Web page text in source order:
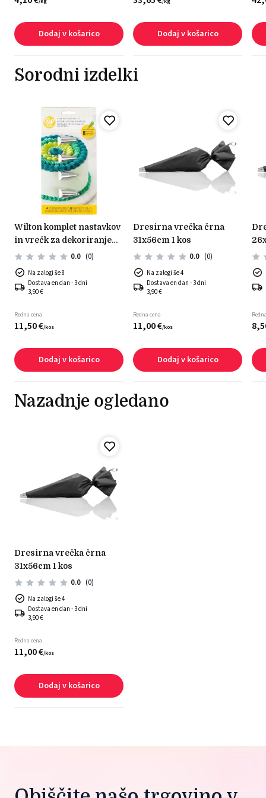
Dodaj v košarico Dodaj v košarico
Sorodni izdelki
wilton komplet nastavkov
in vrečk za dekoriranje
(12 kos)
0.0 (0)
Na zalogi še 8
Dostava en dan - 3 dni
3,90 €
Redna cena
11,50€/kos
Dodaj v košarico
dresirna vrečka črna
31x56cm 1 kos
0.0 (0)
Na zalogi še 4
Dostava en dan - 3 dni
3,90 €
Redna cena
11,00€/kos
Dodaj v košarico
dresirna vrečka črna
8,
Nazadnje ogledano
dresirna vrečka črna
31x56cm 1 kos
0.0 (0)
Na zalogi še 4
Dostava en dan - 3 dni
3,90 €
Redna cena
11,00€/kos
Dodaj v košarico